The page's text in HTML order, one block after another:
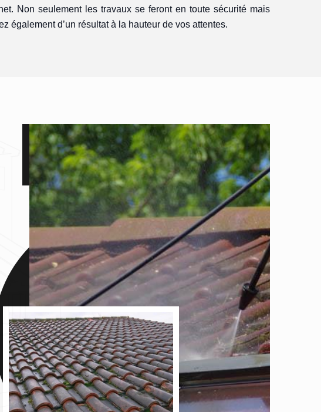
Non seulement les travaux se feront en toute sécurité mais
également d’un résultat à la hauteur de vos attentes.